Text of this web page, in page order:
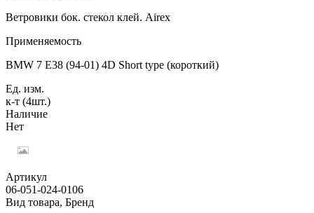
Ветровики бок. стекол клей. Airex
Применяемость
BMW 7 E38 (94-01) 4D Short type (короткий)
Ед. изм.
к-т (4шт.)
Наличие
Нет
Артикул
06-051-024-0106
Вид товара, Бренд